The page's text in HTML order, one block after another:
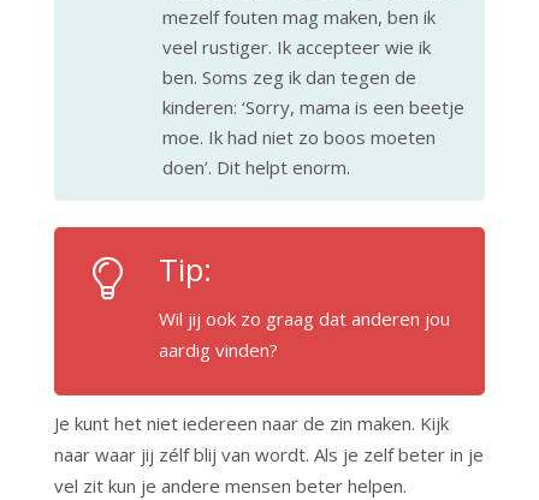
mezelf fouten mag maken, ben ik
veel rustiger. Ik accepteer wie ik
ben. Soms zeg ik dan tegen de
kinderen: ‘Sorry, mama is een beetje
moe. Ik had niet zo boos moeten
doen’. Dit helpt enorm.
Tip:
Wil jij ook zo graag dat anderen jou
aardig vinden?
Je kunt het niet iedereen naar de zin maken. Kijk
naar waar jij zélf blij van wordt. Als je zelf beter in je
vel zit kun je andere mensen beter helpen.